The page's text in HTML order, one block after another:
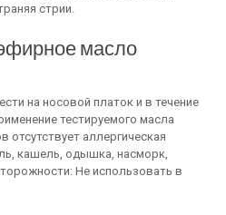
стрии.
масло
на носовой платок и в течение
тестируемого масла
отсутствует аллергическая
кашель, одышка, насморк,
Не использовать в